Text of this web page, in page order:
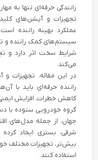
رانندگی حرفه‌ای تنها به
تجهیزات و آپشن‌های
عملکرد بهینه راننده
سیستم‌های کمک راننده و
شرایط سخت اثر دارد و
می‌کند.
در این مقاله، تجهیزات
راننده حرفه‌ای باید با
کاهش خطرات، افزایش
گروه خودرویی ستوده با
جهان، از جمله مدل‌های
شرقی، بستری ایجاد کرده
بیش‌تر، تجهیزات مختلف
استفاده کنند.